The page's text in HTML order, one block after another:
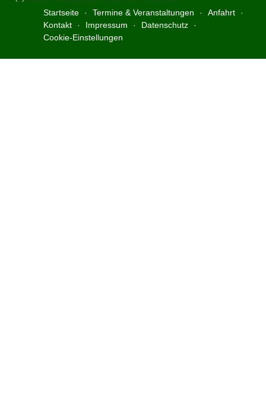
Startseite
Termine & Veranstaltungen
Anfahrt
Kontakt
Impressum
Datenschutz
Cookie-Einstellungen